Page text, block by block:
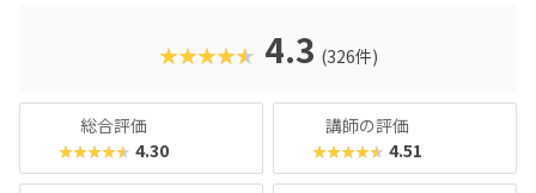
名。学習計画や講師とのマッチングに使われるそうで、「教
材はいいけど、先生との相性が……」なんてトラブルも極力
くの教室に足を運んでみてくださいね。
★★★★★ 4.3 (326件)
総合評価
★★★★★ 4.30
講師の評価
★★★★★ 4.51